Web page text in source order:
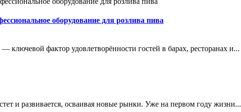
оборудование для розлива пива
ключевой фактор удовлетворённости гостей в барах, ресторанах и...
и развивается, осваивая новые рынки. Уже на первом году жизни...